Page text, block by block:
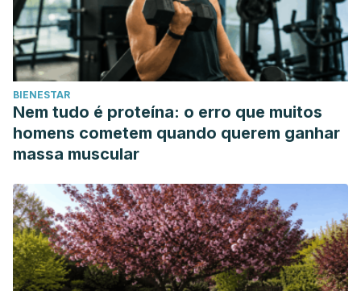
BIENESTAR
Nem tudo é proteína: o erro que muitos
homens cometem quando querem ganhar
massa muscular